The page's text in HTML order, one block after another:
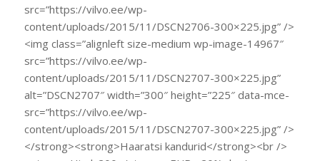
src=”https://vilvo.ee/wp-
content/uploads/2015/11/DSCN2706-300×225.jpg” />
<img class=”alignleft size-medium wp-image-14967″
src=”https://vilvo.ee/wp-
content/uploads/2015/11/DSCN2707-300×225.jpg”
alt=”DSCN2707″ width=”300″ height=”225″ data-mce-
src=”https://vilvo.ee/wp-
content/uploads/2015/11/DSCN2707-300×225.jpg” />
</strong><strong>Haaratsi kandurid</strong><br />